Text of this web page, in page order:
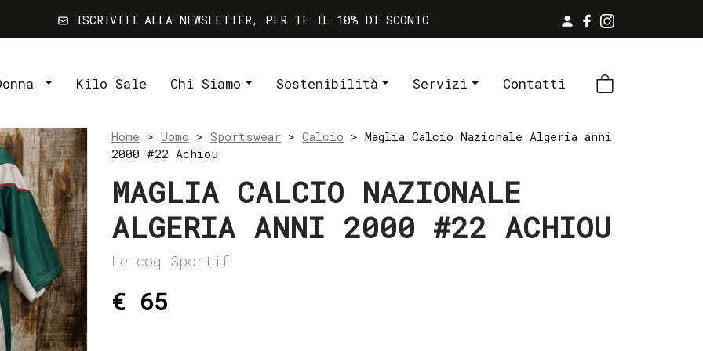
ISCRIVITI ALLA NEWSLETTER, PER TE IL 10% DI SCONTO
Kilo Sale Chi Siamo Sostenibilità Servizi Contatti
Home >Uomo >Sportswear >Calcio > Maglia Calcio Nazionale Algeria anni
2000 #22 Achiou
MAGLIA CALCIO NAZIONALE
ALGERIA ANNI 2000 #22 ACHIOU
Le coq Sportif
€ 65